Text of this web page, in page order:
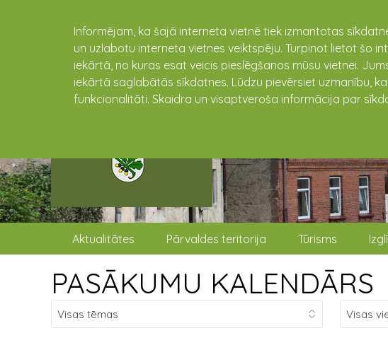
Informējam, ka šajā interneta vietnē tiek izmantotas
un uzlabotu interneta vietnes veiktspēju. Turpinot lietot šo
iekārtā, no kuras esat veicis pieslēgšanos mūsu vietnei.
iekārtā saglabātās sīkdatnes. Lūdzu pievērsiet uzmanību,
funkcionalitāti. Skaidra un visaptveroša informācija par
Aktualitātes Pārvaldes teritorija Tūrisms
PASĀKUMU KALENDĀRS